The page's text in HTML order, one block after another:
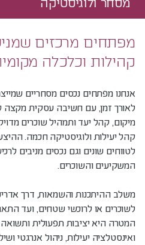
מסחר ולוגיסטיקה
מפתחים מרכזים
קהילות וכלכלה
אנחנו מפתחים נכסים מסחריים
לאורך זמן, עם חשיבה עסקית מקצה
מיקום, קהל יעד ותמהיל שוכרים
קהל יעילות ולוגיסטיקה חכמה.
לטווחים שונים וגם נכסים מניבים
המשקיעים והשוכרים.
משלב ההיתכנות והשמאות, דרך
לשוכרים או לרוכשי שטחים, ועד
המטרה היא יציבות תפעולית
ואינסטלציה יעילות, ניהול אנרגטי